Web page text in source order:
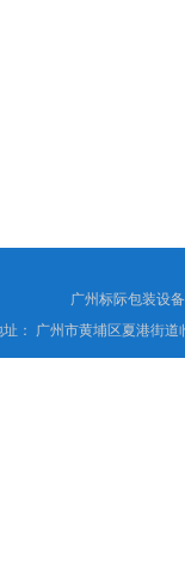
广州标际包装设
址： 广州市黄埔区夏港街